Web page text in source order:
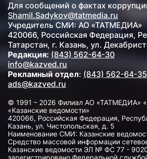
Для сообщений о фактах
Shamil.Sadykov@tatmedia.ru
Учредитель СМИ: АО «ТАТМЕДИА»
420066, Российская Федерация,
Татарстан, г. Казань, ул.
Редакция: (843) 562-64-30
info@kazved.ru
Рекламный отдел: (843) 562-64-35
ads@kazved.ru
© 1991 – 2026 Филиал АО «ТАТМЕДИА»
«Казанские ведомости»
420066, Российская Федерация,
Казань, ул. Чистопольская, д. 5
Наименование СМИ: Казанские
Средство массовой информации
Казанские ведомости ЭЛ № ФС 77 -
зарегистрировано Федеральной